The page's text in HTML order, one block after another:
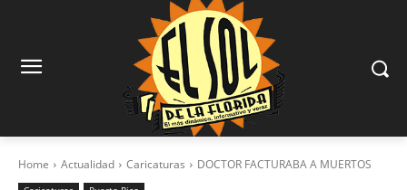
Home Actualidad Caricaturas DOCTOR FACTURABA A MUERTOS